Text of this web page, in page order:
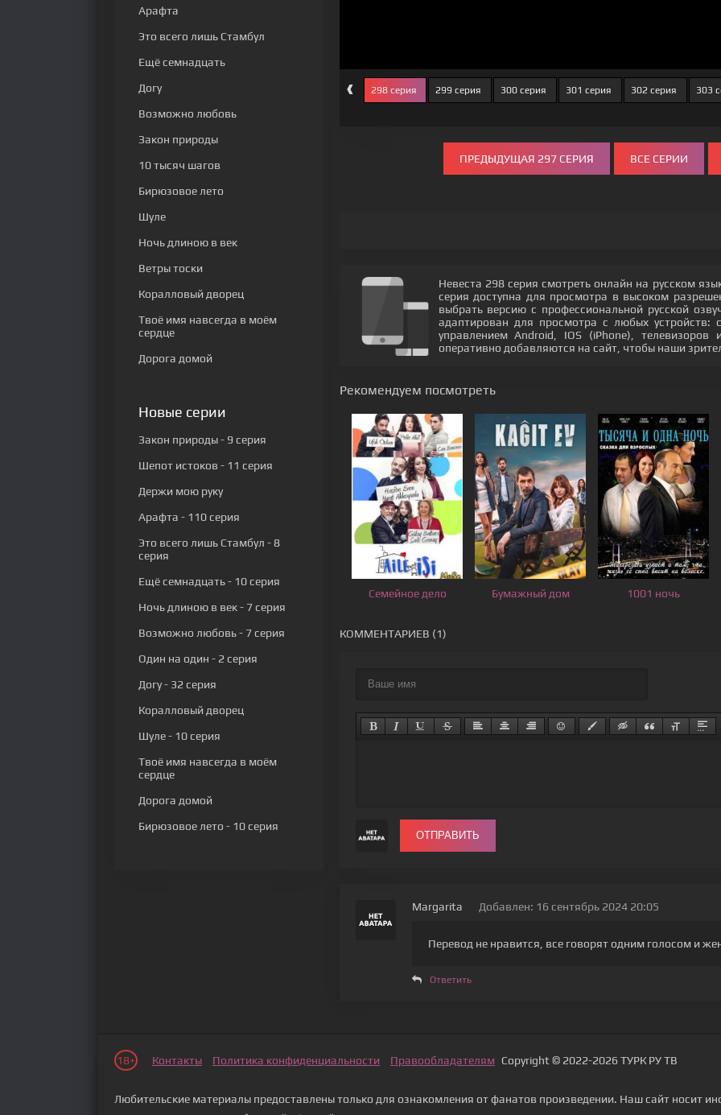
‹
294 серия 297 серия 298 серия 299 серия 300 серия 301 серия 302 серия 303
ПРЕДЫДУЩАЯ 297 СЕРИЯ ВСЕ СЕРИИ
Невеста 298 серия смотреть онлайн на русском
серия доступна для просмотра в высоком
выбрать версию с профессиональной русской
адаптирован для просмотра с любых
управлением Android, IOS (iPhone),
оперативно добавляются на сайт, чтобы наши
Рекомендуем посмотреть
Семейное дело Бумажный дом 1001 ночь
КОММЕНТАРИЕВ (1)
ОТПРАВИТЬ
Margarita Добавлен: 16 сентябрь 2024 20:05
Перевод не нравится, все говорят одним голосом и
Ответить
Арафта
Это всего лишь Стамбул
Ещё семнадцать
Догу
Возможно любовь
Закон природы
10 тысяч шагов
Бирюзовое лето
Шуле
Ночь длиною в век
Ветры тоски
Коралловый дворец
Твоё имя навсегда в моём
сердце
Дорога домой
Новые серии
Закон природы- 9 серия
Шепот истоков - 11 серия
Держи мою руку
Арафта - 110 серия
Это всего лишь Стамбул - 8
серия
Ещё семнадцать- 10 серия
Ночь длиною в век- 7 серия
Возможно любовь- 7 серия
Один на один - 2 серия
Догу- 32 серия
Коралловый дворец
Шуле- 10 серия
Твоё имя навсегда в моём
сердце
Дорога домой
Бирюзовое лето - 10 серия
18+ Контакты Политика конфиденциальности Правообладателям Copyright © 2022-2026 ТУРК РУ ТВ
Любительские материалы предоставлены только для ознакомления от фанатов произведении. Наш сайт носит